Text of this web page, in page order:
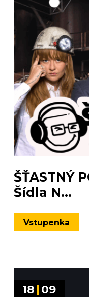
ŠŤASTNÝ
Šídla N...
Vstupenka
18 |09